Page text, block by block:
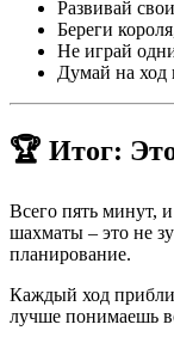
Развивай
Береги
Не играй
Думай на ход
🏆 Итог:
Всего пять минут,
шахматы – это не
планирование.
Каждый ход
лучше понимаешь